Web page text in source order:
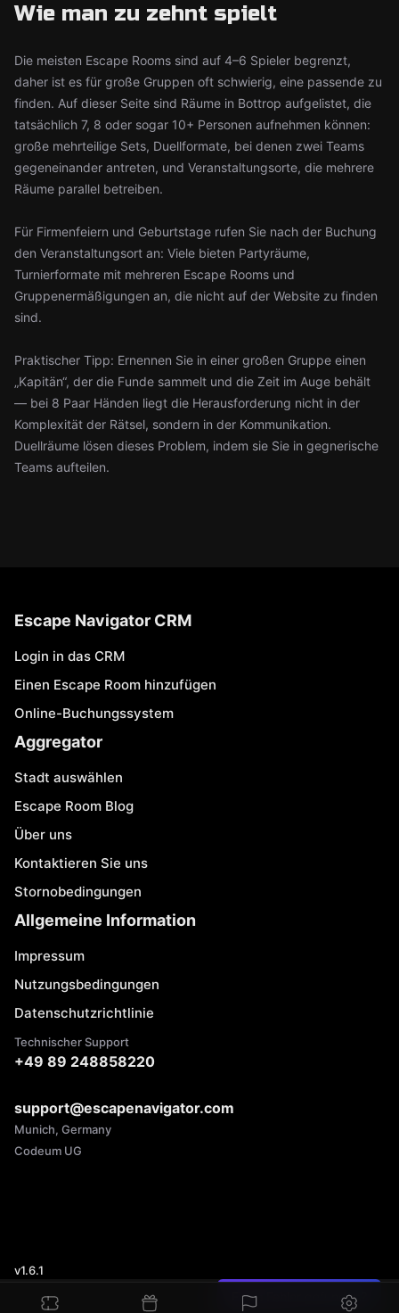
Wie man zu zehnt spielt
Die meisten Escape Rooms sind auf 4–6 Spieler begrenzt,
daher ist es für große Gruppen oft schwierig, eine passende zu
finden. Auf dieser Seite sind Räume in Bottrop aufgelistet, die
tatsächlich 7, 8 oder sogar 10+ Personen aufnehmen können:
große mehrteilige Sets, Duellformate, bei denen zwei Teams
gegeneinander antreten, und Veranstaltungsorte, die mehrere
Räume parallel betreiben.
Für Firmenfeiern und Geburtstage rufen Sie nach der Buchung
den Veranstaltungsort an: Viele bieten Partyräume,
Turnierformate mit mehreren Escape Rooms und
Gruppenermäßigungen an, die nicht auf der Website zu finden
sind.
Praktischer Tipp: Ernennen Sie in einer großen Gruppe einen
„Kapitän“, der die Funde sammelt und die Zeit im Auge behält
— bei 8 Paar Händen liegt die Herausforderung nicht in der
Komplexität der Rätsel, sondern in der Kommunikation.
Duellräume lösen dieses Problem, indem sie Sie in gegnerische
Teams aufteilen.
Einen Fehler gefunden?
Escape Navigator CRM
Login in das CRM
Einen Escape Room hinzufügen
Online-Buchungssystem
Aggregator
Stadt auswählen
Escape Room Blog
Über uns
Kontaktieren Sie uns
Stornobedingungen
Allgemeine Information
Impressum
Nutzungsbedingungen
Datenschutzrichtlinie
Technischer Support
+49 89 248858220
support@escapenavigator.com
Munich, Germany
Codeum UG
v1.6.1